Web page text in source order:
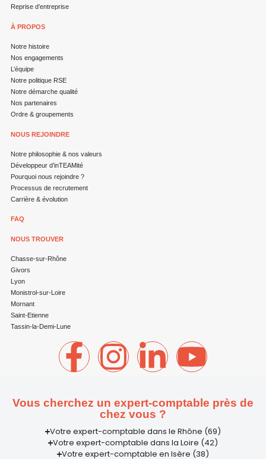
Reprise d’entreprise
À PROPOS
Notre histoire
Nos engagements
L’équipe
Notre politique RSE
Notre démarche qualité
Nos partenaires
Ordre & groupements
NOUS REJOINDRE
Notre philosophie & nos valeurs
Développeur d’inTEAMité
Pourquoi nous rejoindre ?
Processus de recrutement
Carrière & évolution
FAQ
NOUS TROUVER
Chasse-sur-Rhône
Givors
Lyon
Monistrol-sur-Loire
Mornant
Saint-Etienne
Tassin-la-Demi-Lune
Vous cherchez un expert-comptable près de
chez vous ?
Votre expert-comptable dans le Rhône (69)
Votre expert-comptable dans la Loire (42)
Votre expert-comptable en Isère (38)